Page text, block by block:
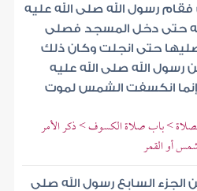
رسول الله صلى الله عليه
حتى دخل المسجد فصلى
حتى انجلت وكان ذلك
رسول الله صلى الله عليه
انكسفت الشمس لموت
> باب صلاة الكسوف > ذكر الأمر
أو القمر
السابع رسول الله صلى